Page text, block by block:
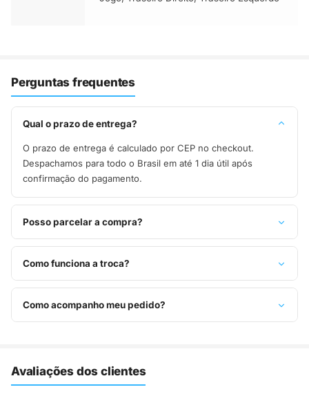
Perguntas frequentes
Qual o prazo de entrega?
O prazo de entrega é calculado por CEP no checkout.
Despachamos para todo o Brasil em até 1 dia útil após
confirmação do pagamento.
Posso parcelar a compra?
Sim, parcelamos em até 10x sem juros no cartão de crédito,
ou pague à vista no Pix com 8% de desconto.
Como funciona a troca?
Você tem 7 dias após o recebimento para solicitar troca.
Basta entrar em contato pelo WhatsApp ou e-mail.
Como acompanho meu pedido?
Avaliações dos clientes